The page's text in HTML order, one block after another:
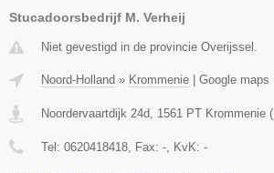
Stucadoorsbedrijf M. Verheij
Niet gevestigd in de provincie Overijssel.
Noord-Holland » Krommenie Google maps
Noordervaartdijk 24d, 1561 PT Krommenie (
Tel: 0620418418, Fax: -, KvK: -